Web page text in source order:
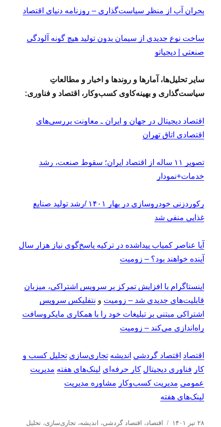
بحران آب از منظر سیاست‌گذاری – روزنامه دنیای اقتصاد
ساخت نوع جدیدی از سیمان بدون تولید هیچ گونه آلودگی
صنعتی | دیجیاتو
سایر تحلیل‌ها، آمارها و روندها و اخبار و مطالعاتِ
سیاست‌گذاری و بهینه‌کاوی کسب‌وکار، اقتصاد و فناوری:
اقتصاد دیجیتال در جهان و ایران ـ معاونت بررسی‌های
اقتصادی اتاق تهران
تصویر ۱۱ ساله از اقتصاد ایران؛ سقوط صنعت، رشد
خدمات+نمودار
رکوردزنی خودروسازی در بهار ۱۴۰۱ /رشد تولید صنایع
غذایی منفی شد
آیا عناصر کمیاب پیداشده در ترکیه پاسخ‌گوی نیاز هزار سال
آینده خواهند بود؟ – زومیت
اینستاگرام با افزایش تمرکز بر سرویس اشتراکی، میزبان
قابلیت‌های جدیدی شد – زومیت و نتفلیکس سرویس
اشتراکی مبتنی‌ بر تبلیغات خود را با همکاری مایکروسافت
راه‌اندازی می‌کند – زومیت
اقتصاد اقتصاد گردشی اندیشه تجاری‌سازی تحلیل کسب و
کار فناوری دیجیتال کار حرفه‌ای لینک‌های هفته مدیریت
عمومی مدیریت کسب‌و‌کار مشاوره مدیریت
لینک‌های هفته
ا۲۸ تیر ۱۴۰۱
د
اقتصاد ، اقتصاد گردشی، اندیشه،تجاری‌سازی،تحلیل